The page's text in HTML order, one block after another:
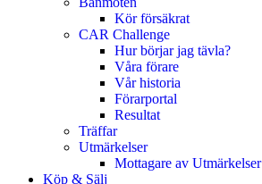
Kör försäkrat
CAR Challenge
Hur börjar jag tävla?
Våra förare
Vår historia
Förarportal
Resultat
Träffar
Utmärkelser
Mottagare av Utmärkelser
Köp & Sälj